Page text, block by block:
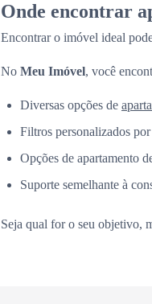
Onde encontrar
Encontrar o imóvel ideal
No Meu Imóvel, você
Diversas opções de
Filtros personalizados
Opções de apartamento
Suporte semelhante à
Seja qual for o seu objetivo,